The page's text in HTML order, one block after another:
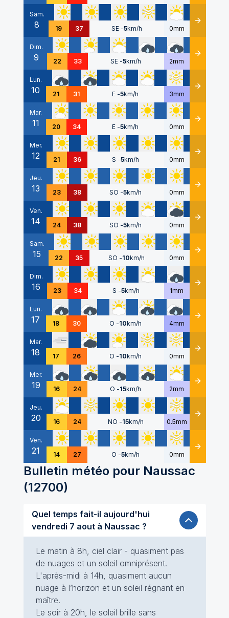
Sam.
8 19 37 SE -5km/h 0mm Détails
Dim.
9 22 33 SE -5km/h 2mm Détails
Lun.
10 21 31 E -5km/h 3mm Détails
Mar.
11 20 34 E -5km/h 0mm Détails
Mer.
12 21 36 S -5km/h 0mm Détails
Jeu.
13 23 38 SO -5km/h 0mm Détails
Ven.
14 24 38 SO -5km/h 0mm Détails
Sam.
15 22 35 SO -10km/h 0mm Détails
Dim.
16 23 34 S -5km/h 1mm Détails
Lun.
17 18 30 O -10km/h 4mm Détails
Mar.
18 17 26 O -10km/h 0mm Détails
Mer.
19 16 24 O -15km/h 2mm Détails
Jeu.
20 16 24 NO -15km/h 0.5mm Détails
Ven.
21 14 27 O -5km/h 0mm Détails
Bulletin météo pour Naussac
(12700)
Quel temps fait-il aujourd'hui
vendredi 7 aout à Naussac ?
Le matin à 8h, ciel clair - quasiment pas
de nuages et un soleil omniprésent.
L'après-midi à 14h, quasiment aucun
nuage à l’horizon et un soleil régnant en
maître.
Le soir à 20h, le soleil brille sans